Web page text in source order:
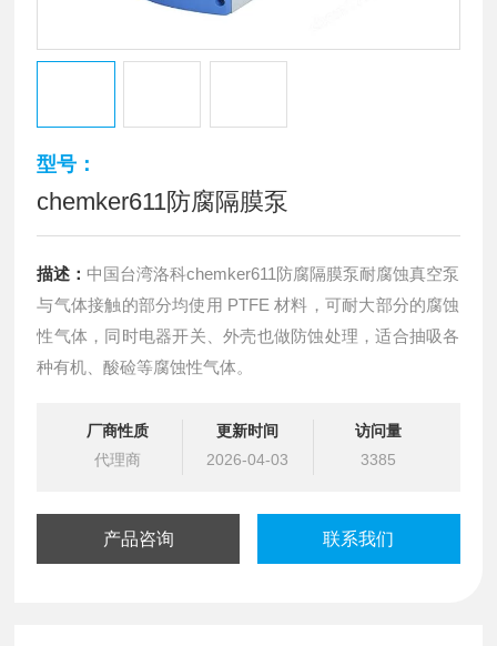
型号：
chemker611防腐隔膜泵
描述： 中国台湾洛科chemker611防腐隔膜泵耐腐蚀真空泵
与气体接触的部分均使用 PTFE 材料，可耐大部分的腐蚀
性气体，同时电器开关、外壳也做防蚀处理，适合抽吸各
种有机、酸硷等腐蚀性气体。
厂商性质
代理商
更新时间
2026-04-03
访问量
3385
产品咨询 联系我们